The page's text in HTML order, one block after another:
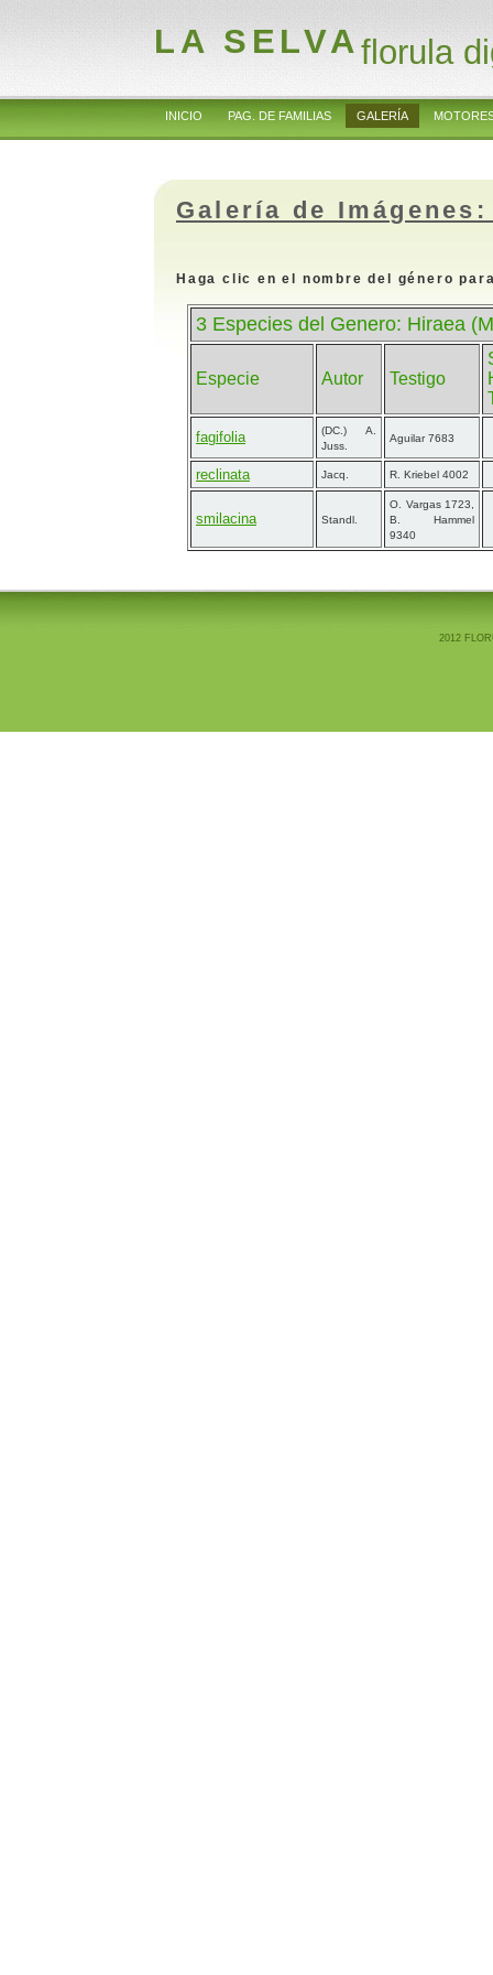
LA SELVAflorula
INICIO PAG. DE FAMILIAS GALERÍA
Galería de
Haga clic en el nombre del género
3 Especies del Genero: Hiraea
Especie Autor Testigo
fagifolia
(DC.) A.
Juss.
Aguilar 7683
reclinata Jacq. R. Kriebel 4002
smilacina Standl.
O. Vargas 1723,
B. Hammel
9340
2012